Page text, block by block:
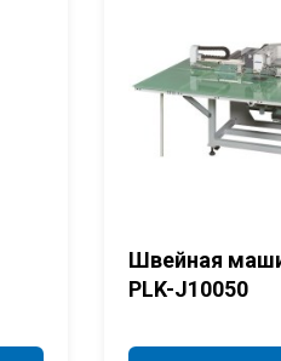
Швейная
PLK-J10050